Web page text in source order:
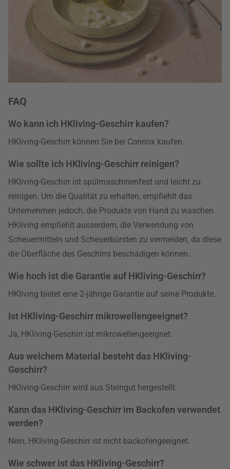
FAQ
Wo kann ich HKliving-Geschirr kaufen?
HKliving-Geschirr können Sie bei Connox kaufen.
Wie sollte ich HKliving-Geschirr reinigen?
HKliving-Geschirr ist spülmaschinenfest und leicht zu
reinigen. Um die Qualität zu erhalten, empfiehlt das
Unternehmen jedoch, die Produkte von Hand zu waschen.
HKliving empfiehlt ausserdem, die Verwendung von
Scheuermitteln und Scheuerbürsten zu vermeiden, da diese
die Oberfläche des Geschirrs beschädigen können.
Wie hoch ist die Garantie auf HKliving-Geschirr?
HKliving bietet eine 2-jährige Garantie auf seine Produkte.
Ist HKliving-Geschirr mikrowellengeeignet?
Ja, HKliving-Geschirr ist mikrowellengeeignet.
Aus welchem Material besteht das HKliving-
Geschirr?
HKliving-Geschirr wird aus Steingut hergestellt.
Kann das HKliving-Geschirr im Backofen verwendet
werden?
Nein, HKliving-Geschirr ist nicht backofengeeignet.
Wie schwer ist das HKliving-Geschirr?